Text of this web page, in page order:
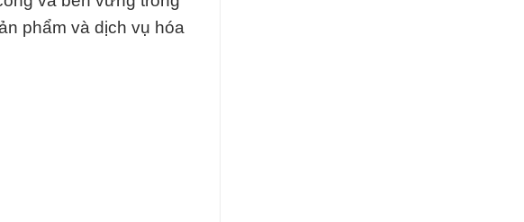
phẩm và dịch vụ hóa